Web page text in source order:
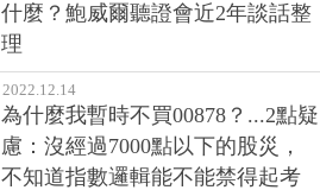
什麼？鮑威爾聽證會近2年談話整
理
2022.12.14
為什麼我暫時不買00878？...2點疑
慮：沒經過7000點以下的股災，
不知道指數邏輯能不能禁得起考